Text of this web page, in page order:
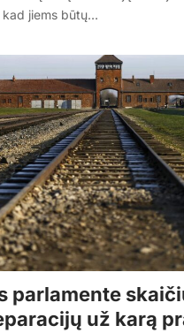
jiems būtų…
parlamente
už karą